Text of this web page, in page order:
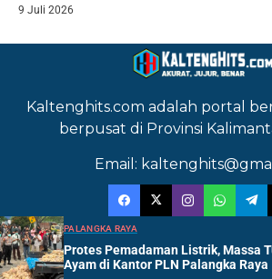
9 Juli 2026
Kaltenghits.com adalah portal
berpusat di Provinsi
Email:
PALANGKA RAYA
Protes Pemadaman Listrik, Massa
Ayam di Kantor PLN Palangka Raya